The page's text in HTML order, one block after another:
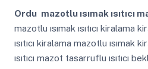
Ordu mazotlu ısımak ısıtıcı
mazotlu ısımak ısıtıcı kiralama
ısıtıcı kiralama mazotlu ısımak
ısıtıcı mazot tasarruflu ısıtıcı